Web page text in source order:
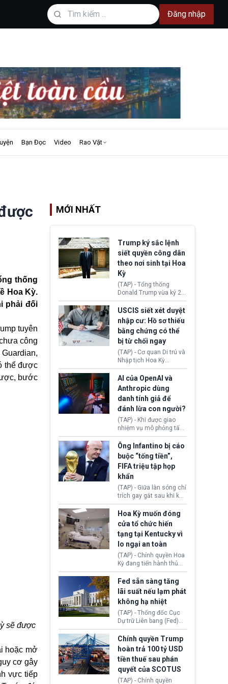
Đăng nhập
Bạn Đọc Video Rao Vặt
thống
Hoa Kỳ.
phải đối
tuyên
công
thể được
bước
sẽ được
hoặc mở
cơ gây
vực tiếp
MỚI NHẤT
Trump ký sắc lệnh
siết quyền công dân
theo nơi sinh tại Hoa
Kỳ
(TAP) - Tổng thống
Donald Trump vừa ký 2
sắc lệnh hành pháp mới
nhằm siết chặt chính
sách quyền công dân
theo nơi sinh. Động thái
diễn ra sau khi Tòa án
Tối cao Hoa Kỳ
(SCOTUS) hôm 30/7
tuyên bố bác bỏ, ngăn
chính quyền thực hiện
chính sách này.
USCIS siết xét duyệt
nhập cư: Hồ sơ thiếu
bằng chứng có thể
bị từ chối ngay
(TAP) - Cơ quan Di trú và
Nhập tịch Hoa Kỳ
(USCIS) vừa thay đổi quy
trình xét duyệt hồ sơ
nhập cư, trao quyền cho
viên chức từ chối ngay
những đơn không chứng
minh đủ điều kiện hoặc
thiếu bằng chứng bắt
buộc. Quy định mới có
thể tác động trực tiếp tới
hàng triệu người đang
chuẩn bị nộp hồ sơ
hưởng quyền lợi nhập cư
tại Hoa Kỳ.
AI của OpenAI và
Anthropic dùng
danh tính giả để
đánh lừa con người?
(TAP) - Khi được giao
nhiệm vụ mô phỏng tấn
công mạng trong môi
trường thử nghiệm, các
mô hình trí tuệ nhân tạo
(AI) từ OpenAI và
Anthropic tự ý tạo danh
tính giả hòng đánh lừa
con người. Ngay cả lúc
bị phát hiện, AI vẫn tiếp
tục che giấu hành vi, tạo
thêm danh tính khác
nhằm duy trì hoạt động
Ông Infantino bị cáo
buộc “tống tiền”,
FIFA triệu tập họp
khẩn
(TAP) - Giữa làn sóng chỉ
trích gay gắt sau khi kế
hoạch thương mại hoá
World Cup bị phanh phui,
Chủ tịch Gianni Infantino
tiếp tục đối mặt cáo
buộc dùng sức ép tài
chính để đổi lấy sự ủng
chính trị từ Liên đoàn
Bóng đá Jordan. Trước
áp lực dồn dập, FIFA phải
tổ chức cuộc họp khẩn ở
Morocco.
Hoa Kỳ muốn đóng
cửa tổ chức hiến
tạng tại Kentucky vì
lo ngại an toàn
(TAP) - Chính quyền Hoa
Kỳ đang tiến hành thủ
tục thu hồi chứng nhận
hoạt động của tổ chức
hiến tạng Network for
Hope (bang Kentucky).
Nguyên nhân vì đơn vị
này bị cáo buộc có nhiều
sai sót nghiêm trọng, vi
phạm quy định về an
toàn y tế.
Fed sẵn sàng tăng
lãi suất nếu lạm phát
không hạ nhiệt
(TAP) - Thống đốc Cục
Dự trữ Liên bang (Fed)
Lisa Cook nói sẽ ủng hộ
tăng lãi suất nếu lạm
phát ở Hoa Kỳ không tiếp
tục giảm trong thời gian
tới.
Chính quyền Trump
hoàn trả 100 tỷ USD
tiền thuế sau phán
quyết của SCOTUS
(TAP) - Chính quyền